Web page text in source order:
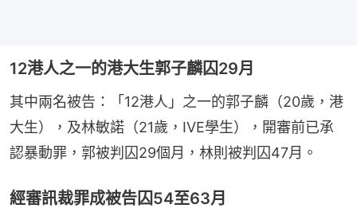
12港人之一的港大生郭子麟囚29月
其中兩名被告：「12港人」之一的郭子麟（20歲，港
大生），及林敏諾（21歲，IVE學生），開審前已承
認暴動罪，郭被判囚29個月，林則被判囚47月。
經審訊裁罪成被告囚54至63月